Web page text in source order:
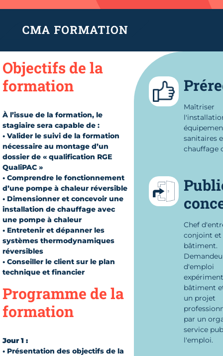
Objectifs de la
formation
À l’issue de la formation, le
stagiaire sera capable de :
• Valider le suivi de la formation
nécessaire au montage d’un
dossier de « qualification RGE
QualiPAC »
• Comprendre le fonctionnement
d’une pompe à chaleur réversible
• Dimensionner et concevoir une
installation de chauffage avec
une pompe à chaleur
• Entretenir et dépanner les
systèmes thermodynamiques
réversibles
• Conseiller le client sur le plan
technique et financier
Programme de la
formation
Jour 1 :
• Présentation des objectifs de la
Maîtriser
sanitaires
chauffage
Chef
conjoint et
bâtiment.
d'emploi
bâtiment
un projet
par un
service
l'emploi.